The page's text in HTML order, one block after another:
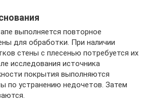
выполняется повторное
для обработки. При наличии
стены с плесенью потребуется их
исследования источника
покрытия выполняются
по устранению недочетов. Затем